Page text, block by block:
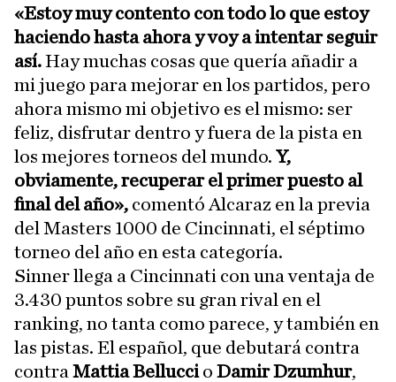
«Estoy muy contento con todo lo que estoy
haciendo hasta ahora y voy a intentar seguir
así.Hay muchas cosas que quería añadir a
mi juego para mejorar en los partidos, pero
ahora mismo mi objetivo es el mismo: ser
feliz, disfrutar dentro y fuera de la pista en
los mejores torneos del mundo. Y,
obviamente, recuperar el primer puesto al
final del año», comentó Alcaraz en la previa
del Masters 1000 de Cincinnati, el séptimo
torneo del año en esta categoría.
Sinner llega a Cincinnati con una ventaja de
3.430 puntos sobre su gran rival en el
ranking, no tanta como parece, y también en
las pistas. El español, que debutará contra
contra Mattia Belluccio Damir Dzumhur,